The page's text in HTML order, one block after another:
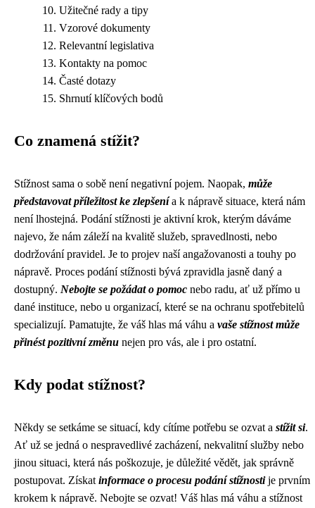
Užitečné rady a tipy
Vzorové dokumenty
Relevantní legislativa
Kontakty na pomoc
Časté dotazy
Shrnutí klíčových bodů
Co znamená stížit?
Stížnost sama o sobě není negativní pojem. Naopak, může
představovat příležitost ke zlepšenía k nápravě situace, která nám
není lhostejná. Podání stížnosti je aktivní krok, kterým dáváme
najevo, že nám záleží na kvalitě služeb, spravedlnosti, nebo
dodržování pravidel. Je to projev naší angažovanosti a touhy po
nápravě. Proces podání stížnosti bývá zpravidla jasně daný a
dostupný. Nebojte se požádat o pomoc nebo radu, ať už přímo u
dané instituce, nebo u organizací, které se na ochranu spotřebitelů
specializují. Pamatujte, že váš hlas má váhu a vaše stížnost může
přinést pozitivní změnu nejen pro vás, ale i pro ostatní.
Kdy podat stížnost?
Někdy se setkáme se situací, kdy cítíme potřebu se ozvat a stížit si.
Ať už se jedná o nespravedlivé zacházení, nekvalitní služby nebo
jinou situaci, která nás poškozuje, je důležité vědět, jak správně
postupovat. Získat informace o procesu podání stížnostije prvním
krokem k nápravě. Nebojte se ozvat! Váš hlas má váhu a stížnost